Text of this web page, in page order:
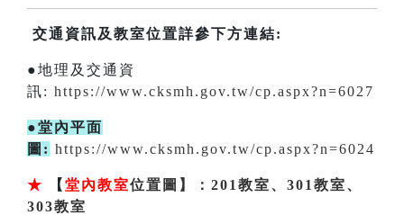
交通資訊及教室位置詳參下方連結:
●地理及交通資
訊: https://www.cksmh.gov.tw/cp.aspx?n=6027
●堂內平面
圖: https://www.cksmh.gov.tw/cp.aspx?n=6024
★ 【 堂內教室位置圖】：201教室、301教室、
303教室